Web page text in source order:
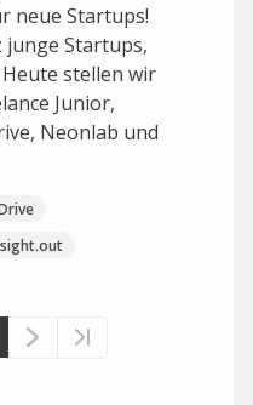
neue Startups!
junge Startups,
stellen wir
Junior,
Neonlab und